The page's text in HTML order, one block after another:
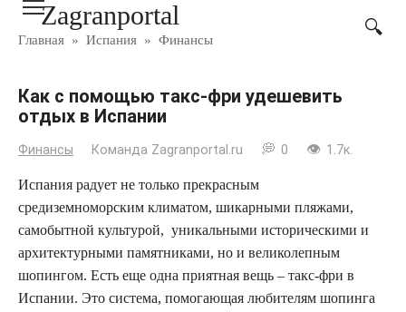
ПерейтиZagranportal
Главная » Испания » Финансы
Как с помощью такс-фри удешевить
отдых в Испании
Финансы Команда Zagranportal.ru 0 1.7к.
Испания радует не только прекрасным
средиземноморским климатом, шикарными пляжами,
самобытной культурой, уникальными историческими и
архитектурными памятниками, но и великолепным
шопингом. Есть еще одна приятная вещь – такс-фри в
Испании. Это система, помогающая любителям шопинга